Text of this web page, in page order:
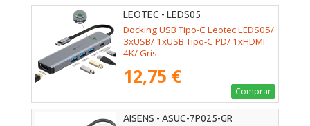
LEOTEC - LEDS05
Docking USB Tipo-C Leotec LEDS05/
3xUSB/ 1xUSB Tipo-C PD/ 1xHDMI
4K/ Gris
12,75 €
Comprar
AISENS - ASUC-7P025-GR